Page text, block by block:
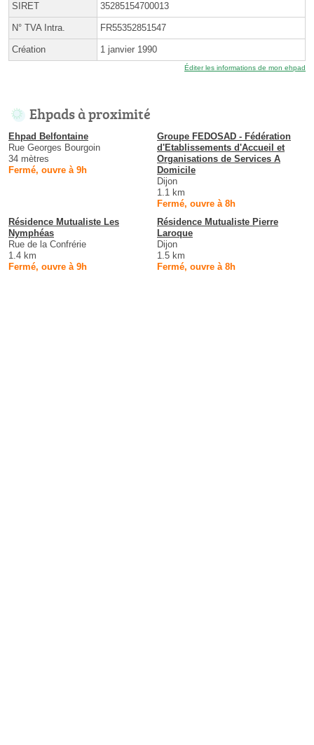
SIRET 35285154700013
N° TVA Intra. FR55352851547
Création 1 janvier 1990
Éditer les informations de mon ehpad
Ehpads à proximité
Ehpad Belfontaine
Rue Georges Bourgoin
34 mètres
Fermé, ouvre à 9h
Groupe FEDOSAD - Fédération
d'Etablissements d'Accueil et
Organisations de Services A
Domicile
Dijon
1.1 km
Fermé, ouvre à 8h
Résidence Mutualiste Les
Nymphéas
Rue de la Confrérie
1.4 km
Fermé, ouvre à 9h
Résidence Mutualiste Pierre
Laroque
Dijon
1.5 km
Fermé, ouvre à 8h